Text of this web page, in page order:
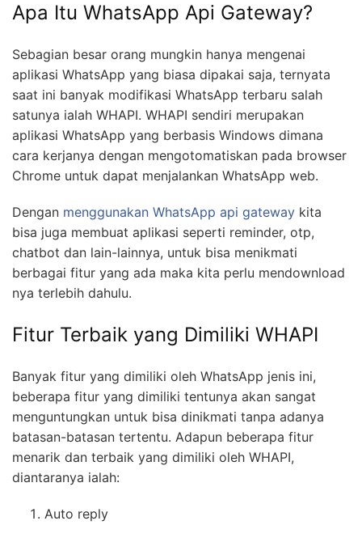
Apa Itu WhatsApp Api Gateway?
Sebagian besar orang mungkin hanya mengenai
aplikasi WhatsApp yang biasa dipakai saja, ternyata
saat ini banyak modifikasi WhatsApp terbaru salah
satunya ialah WHAPI. WHAPI sendiri merupakan
aplikasi WhatsApp yang berbasis Windows dimana
cara kerjanya dengan mengotomatiskan pada browser
Chrome untuk dapat menjalankan WhatsApp web.
Dengan menggunakan WhatsApp api gateway kita
bisa juga membuat aplikasi seperti reminder, otp,
chatbot dan lain-lainnya, untuk bisa menikmati
berbagai fitur yang ada maka kita perlu mendownload
nya terlebih dahulu.
Fitur Terbaik yang Dimiliki WHAPI
Banyak fitur yang dimiliki oleh WhatsApp jenis ini,
beberapa fitur yang dimiliki tentunya akan sangat
menguntungkan untuk bisa dinikmati tanpa adanya
batasan-batasan tertentu. Adapun beberapa fitur
menarik dan terbaik yang dimiliki oleh WHAPI,
diantaranya ialah:
Auto reply